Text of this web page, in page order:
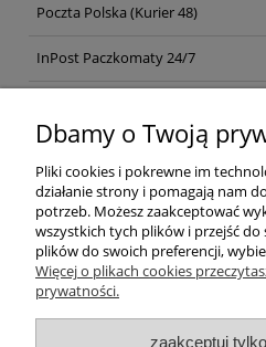
Poczta Polska (Kurier 48)
InPost Paczkomaty 24/7
Moje
Dbamy o Twoją
Pliki cookies i pokrewne im
działanie strony i pomagają nam
potrzeb. Możesz zaakceptować
wszystkich tych plików i przejść
plików do swoich preferencji,
Więcej o plikach cookies
prywatności.
zaakceptuj